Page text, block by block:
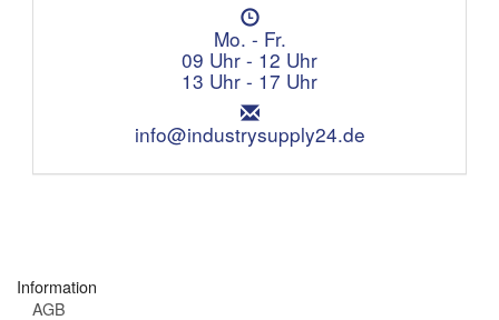
e
o
n
:
Ö
f
n
u
n
g
Mo. - Fr.
09 Uhr - 12 Uhr
13 Uhr - 17 Uhr
E
m
i
info@industrysupply24.de
Information
AGB